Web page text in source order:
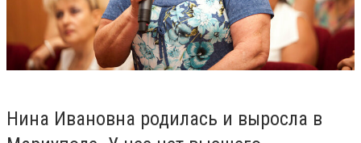
Нина Ивановна родилась и выросла в